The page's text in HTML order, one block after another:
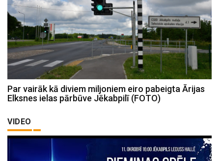
Par vairāk kā diviem miljoniem eiro pabeigta Ārijas
Elksnes ielas pārbūve Jēkabpilī (FOTO)
VIDEO